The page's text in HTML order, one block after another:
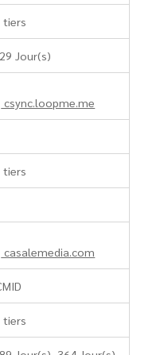
tiers
Jour(s)
csync.loopme.me
tiers
casalemedia.com
tiers